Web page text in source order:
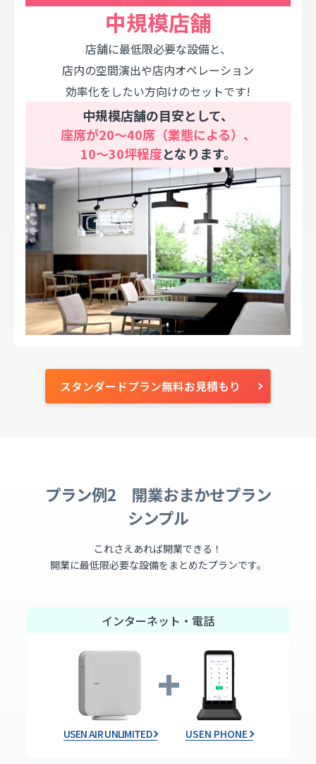
中規模店舗
店舗に最低限必要な設備と、
店内の空間演出や店内オペレーション
効率化をしたい方向けのセットです!
中規模店舗の目安として、
座席が20～40席（業態による）、
10～30坪程度となります。
スタンダードプラン無料お見積もり
プラン例2 開業おまかせプラン
シンプル
これさえあれば開業できる！
開業に最低限必要な設備をまとめたプランです。
インターネット・電話
USEN AIR UNLIMITED USEN PHONE